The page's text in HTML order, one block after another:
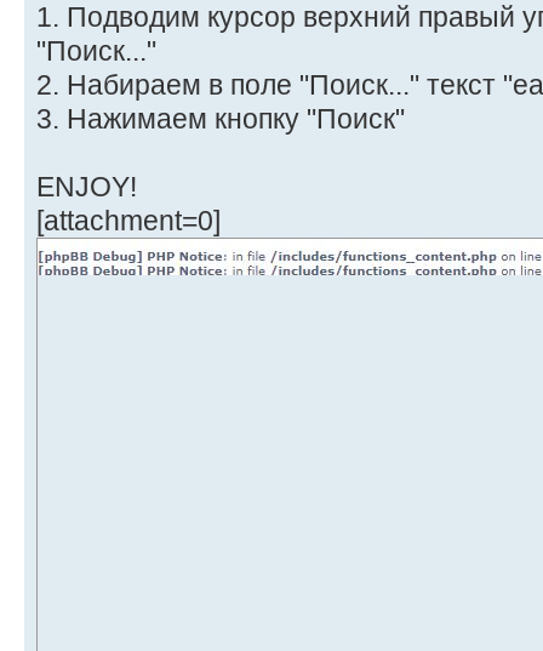
1. Подводим курсор верхний правый
"Поиск..."
2. Набираем в поле "Поиск..." текст
3. Нажимаем кнопку "Поиск"
ENJOY!
[attachment=0]